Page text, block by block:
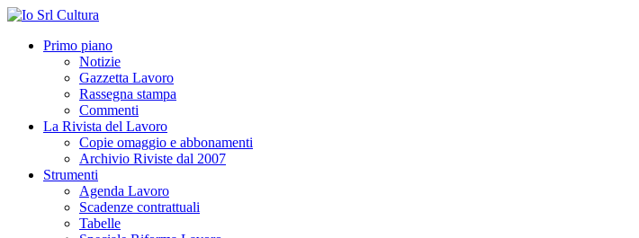
Primo piano
Notizie
Gazzetta Lavoro
Rassegna stampa
Commenti
La Rivista del Lavoro
Copie omaggio e abbonamenti
Archivio Riviste dal 2007
Strumenti
Agenda Lavoro
Scadenze contrattuali
Tabelle